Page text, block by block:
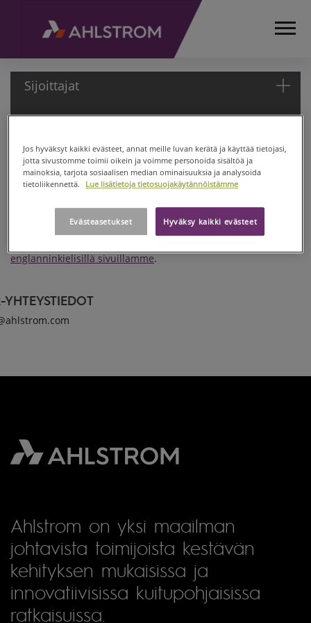
Sijoittajat
SIJOITTAJAT
Sijoittajat
Ahlstrom on johtava kuitupohjaisten materiaalien valmistaja,
joka tarjoaa innovatiivisia ja kestävän kehityksen mukaisia
englanninkielisillä sivuillamme.
YHTEYSTIEDOT
Ahlstrom on yksi maailman
johtavista toimijoista kestävän
kehityksen mukaisissa ja
innovatiivisissa kuitupohjaisissa
ratkaisuissa.
Jos hyväksyt kaikki evästeet, annat meille luvan kerätä ja käyttää tietojasi,
jotta sivustomme toimii oikein ja voimme personoida sisältöä ja
mainoksia, tarjota sosiaalisen median ominaisuuksia ja analysoida
tietoliikennettä.
Lue lisätietoja tietosuojakäytännöistämme
Hyväksy kaikki evästeet
Evästeasetukset